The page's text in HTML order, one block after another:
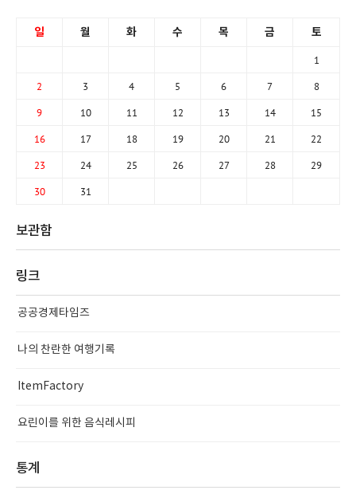
일 월 화 수 목 금 토
1
2 3 4 5 6 7 8
9 10 11 12 13 14 15
16 17 18 19 20 21 22
23 24 25 26 27 28 29
30 31
보관함
링크
공공경제타임즈
나의 찬란한 여행기록
ItemFactory
요린이를 위한 음식레시피
통계